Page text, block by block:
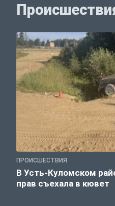
ПРОИСШЕСТВИЯ
В Усть-Куломском
прав съехала в кювет